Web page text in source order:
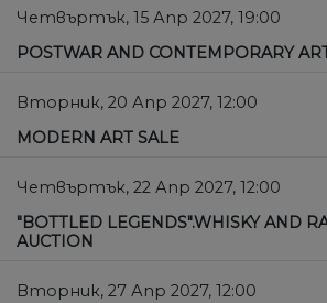
Четвъртък, 15 Апр 2027, 19:00
POSTWAR AND CONTEMPORARY
Вторник, 20 Апр 2027, 12:00
MODERN ART SALE
Четвъртък, 22 Апр 2027, 12:00
"BOTTLED LEGENDS".WHISKY AND
AUCTION
Вторник, 27 Апр 2027, 12:00